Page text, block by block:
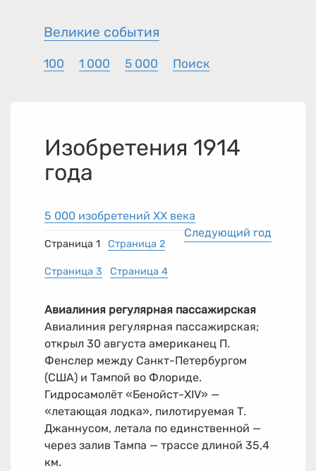
Великие события
100 1 000 5 000 Поиск
Изобретения 1914
года
5 000 изобретений XX века
Следующий год
Страница 1 Страница 2
Страница 3 Страница 4
Авиалиния регулярная пассажирская
Авиалиния регулярная пассажирская;
открыл 30 августа американец П.
Фенслер между Санкт-Петербургом
(США) и Тампой во Флориде.
Гидросамолёт «Бенойст-XIV» —
«летающая лодка», пилотируемая Т.
Джаннусом, летала по единственной —
через залив Тампа — трассе длиной 35,4
км.